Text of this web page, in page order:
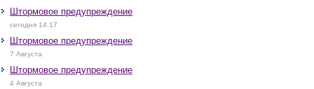
Штормовое предупреждение
сегодня 14:17
Штормовое предупреждение
7 Августа
Штормовое предупреждение
4 Августа